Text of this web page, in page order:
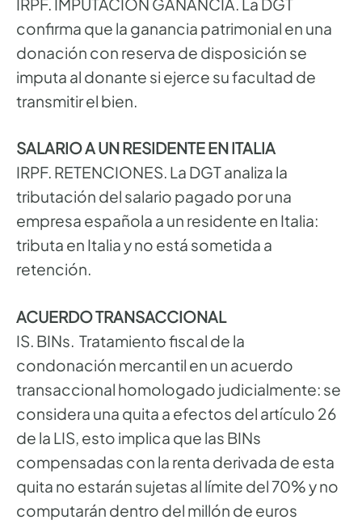
confirma que la ganancia patrimonial en una
donación con reserva de disposición se
imputa al donante si ejerce su facultad de
transmitir el bien.
SALARIO A UN RESIDENTE EN ITALIA
IRPF. RETENCIONES. La DGT analiza la
tributación del salario pagado por una
empresa española a un residente en Italia:
tributa en Italia y no está sometida a
retención.
ACUERDO TRANSACCIONAL
IS. BINs. Tratamiento fiscal de la
condonación mercantil en un acuerdo
transaccional homologado judicialmente: se
considera una quita a efectos del artículo 26
de la LIS, esto implica que las BINs
compensadas con la renta derivada de esta
quita no estarán sujetas al límite del 70% y no
computarán dentro del millón de euros